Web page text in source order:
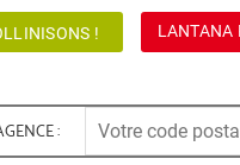
! LANTANA
: